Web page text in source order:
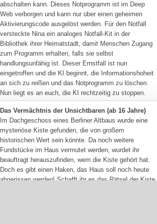
abschalten kann. Dieses Notprogramm ist im Deep
Web verborgen und kann nur über einen geheimen
Aktivierungscode ausgelöst werden. Für den Notfall
versteckte Nina ein analoges Notfall-Kit in der
Bibliothek ihrer Heimatstadt, damit Menschen Zugang
zum Programm erhalten, falls sie selbst
handlungsunfähig ist. Dieser Ernstfall ist nun
eingetroffen und die KI beginnt, die Informationshoheit
an sich zu reißen und das Notprogramm zu löschen.
Nun liegt es an euch, die KI rechtzeitig zu stoppen.
Das Vermächtnis der Unsichtbaren (ab 16 Jahre)
Im Dachgeschoss eines Berliner Altbaus wurde eine
mysteriöse Kiste gefunden, die von großem
historischen Wert sein könnte. Da noch weitere
Fundstücke im Haus vermutet werden, wurdet ihr
beauftragt herauszufinden, wem die Kiste gehört hat.
Doch es gibt einen Haken, das Haus soll noch heute
abgerissen werden! Schafft ihr es das Rätsel der Kiste